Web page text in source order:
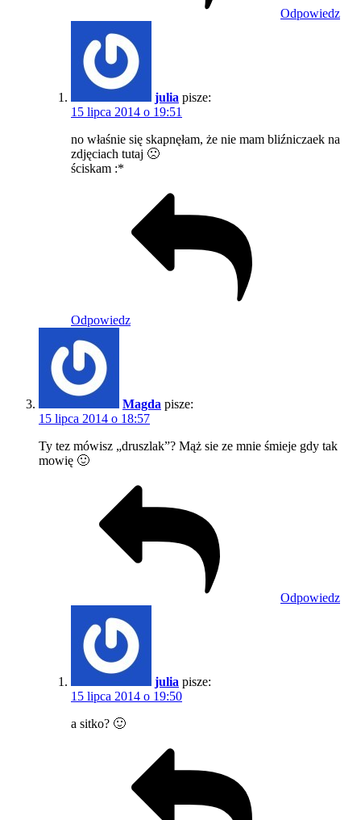
Odpowiedz
julia pisze:
15 lipca 2014 o 19:51
no właśnie się skapnęłam, że nie mam bliźniczaek na
zdjęciach tutaj 🙁
ściskam :*
Odpowiedz
Magda pisze:
15 lipca 2014 o 18:57
Ty tez mówisz „druszlak”? Mąż sie ze mnie śmieje gdy tak
mowię 🙂
Odpowiedz
julia pisze:
15 lipca 2014 o 19:50
a sitko? 🙂